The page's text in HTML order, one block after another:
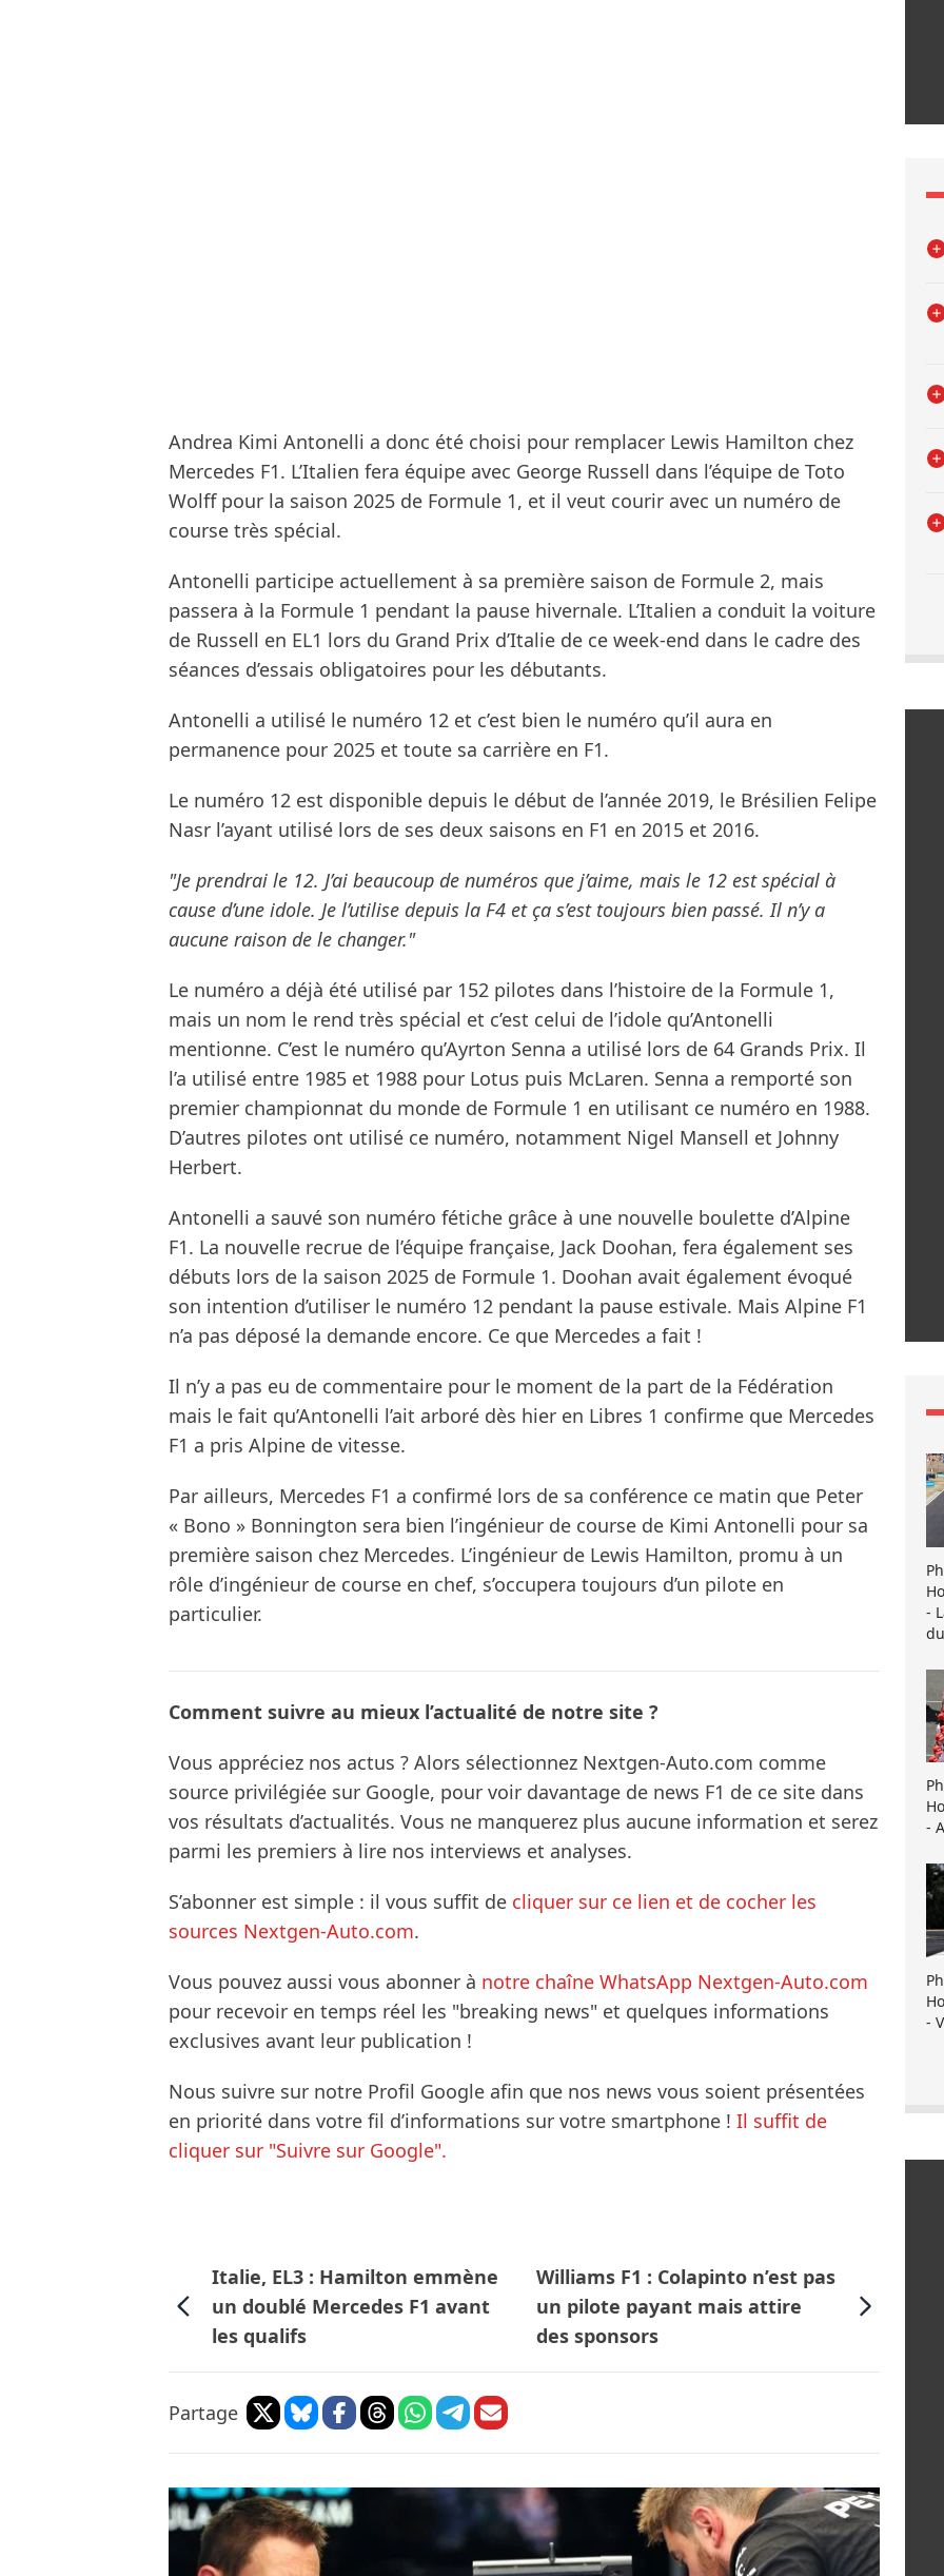
Andrea Kimi Antonelli a donc été choisi pour remplacer Lewis Hamilton chez
Mercedes F1. L’Italien fera équipe avec George Russell dans l’équipe de Toto
Wolff pour la saison 2025 de Formule 1, et il veut courir avec un numéro de
course très spécial.
Antonelli participe actuellement à sa première saison de Formule 2, mais
passera à la Formule 1 pendant la pause hivernale. L’Italien a conduit la voiture
de Russell en EL1 lors du Grand Prix d’Italie de ce week-end dans le cadre des
séances d’essais obligatoires pour les débutants.
Antonelli a utilisé le numéro 12 et c’est bien le numéro qu’il aura en
permanence pour 2025 et toute sa carrière en F1.
Le numéro 12 est disponible depuis le début de l’année 2019, le Brésilien Felipe
Nasr l’ayant utilisé lors de ses deux saisons en F1 en 2015 et 2016.
"Je prendrai le 12. J’ai beaucoup de numéros que j’aime, mais le 12 est spécial à
cause d’une idole. Je l’utilise depuis la F4 et ça s’est toujours bien passé. Il n’y a
aucune raison de le changer."
Le numéro a déjà été utilisé par 152 pilotes dans l’histoire de la Formule 1,
mais un nom le rend très spécial et c’est celui de l’idole qu’Antonelli
mentionne. C’est le numéro qu’Ayrton Senna a utilisé lors de 64 Grands Prix. Il
l’a utilisé entre 1985 et 1988 pour Lotus puis McLaren. Senna a remporté son
premier championnat du monde de Formule 1 en utilisant ce numéro en 1988.
D’autres pilotes ont utilisé ce numéro, notamment Nigel Mansell et Johnny
Herbert.
Antonelli a sauvé son numéro fétiche grâce à une nouvelle boulette d’Alpine
F1. La nouvelle recrue de l’équipe française, Jack Doohan, fera également ses
débuts lors de la saison 2025 de Formule 1. Doohan avait également évoqué
son intention d’utiliser le numéro 12 pendant la pause estivale. Mais Alpine F1
n’a pas déposé la demande encore. Ce que Mercedes a fait !
Il n’y a pas eu de commentaire pour le moment de la part de la Fédération
mais le fait qu’Antonelli l’ait arboré dès hier en Libres 1 confirme que Mercedes
F1 a pris Alpine de vitesse.
Par ailleurs, Mercedes F1 a confirmé lors de sa conférence ce matin que Peter
« Bono » Bonnington sera bien l’ingénieur de course de Kimi Antonelli pour sa
première saison chez Mercedes. L’ingénieur de Lewis Hamilton, promu à un
rôle d’ingénieur de course en chef, s’occupera toujours d’un pilote en
particulier.
Comment suivre au mieux l’actualité de notre site ?
Vous appréciez nos actus ? Alors sélectionnez Nextgen-Auto.com comme
source privilégiée sur Google, pour voir davantage de news F1 de ce site dans
vos résultats d’actualités. Vous ne manquerez plus aucune information et serez
parmi les premiers à lire nos interviews et analyses.
S’abonner est simple : il vous suffit de cliquer sur ce lien et de cocher les
sources Nextgen-Auto.com.
Vous pouvez aussi vous abonner à notre chaîne WhatsApp Nextgen-Auto.com
pour recevoir en temps réel les "breaking news" et quelques informations
exclusives avant leur publication !
Nous suivre sur notre Profil Google afin que nos news vous soient présentées
en priorité dans votre fil d’informations sur votre smartphone ! Il suffit de
cliquer sur "Suivre sur Google".
Italie, EL3 : Hamilton emmène
un doublé Mercedes F1 avant
les qualifs
Williams F1 : Colapinto n’est pas
un pilote payant mais attire
des sponsors
Partage
-
-
-